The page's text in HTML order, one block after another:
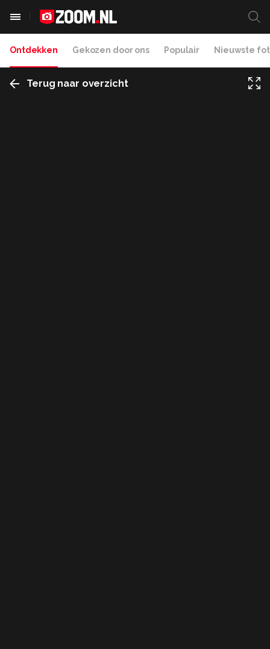
Ontdekken Gekozen door ons Populair Nieuwste
Terug naar overzicht